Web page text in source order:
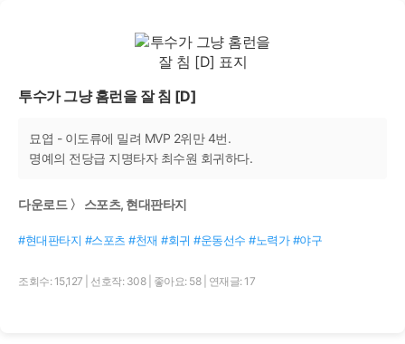
투수가 그냥 홈런을 잘 침 [D]
묘엽 - 이도류에 밀려 MVP 2위만 4번.
명예의 전당급 지명타자 최수원 회귀하다.
다운로드 〉 스포츠, 현대판타지
#현대판타지 #스포츠 #천재 #회귀 #운동선수 #노력가 #야구
조회수: 15,127 선호작: 308 좋아요: 58 연재글: 17